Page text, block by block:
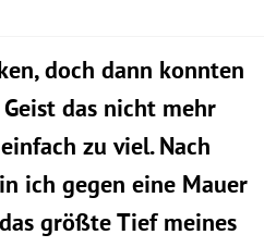
doch dann konnten
das nicht mehr
zu viel. Nach
ich gegen eine Mauer
größte Tief meines